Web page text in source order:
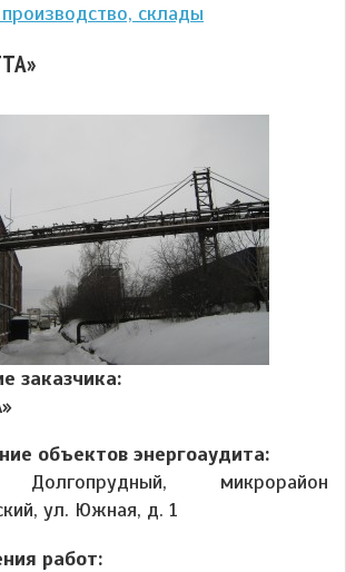
склады
заказчика:
объектов энергоаудита:
микрорайон
ул. Южная, д. 1
работ: